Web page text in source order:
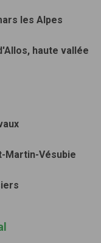
les Alpes
haute vallée
Martin-Vésubie